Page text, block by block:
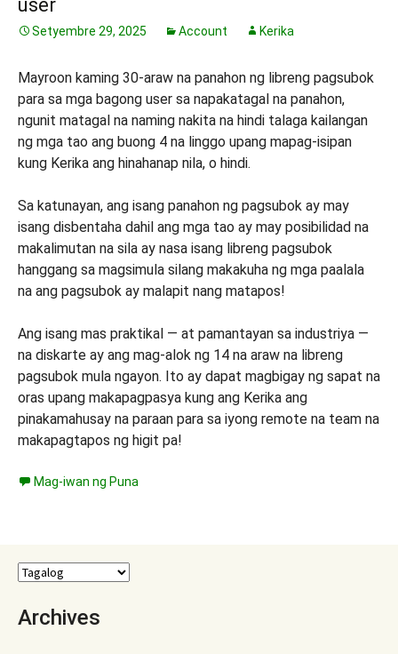
user
Setyembre 29, 2025 Account Kerika
Mayroon kaming 30-araw na panahon ng libreng pagsubok
para sa mga bagong user sa napakatagal na panahon,
ngunit matagal na naming nakita na hindi talaga kailangan
ng mga tao ang buong 4 na linggo upang mapag-isipan
kung Kerika ang hinahanap nila, o hindi.
Sa katunayan, ang isang panahon ng pagsubok ay may
isang disbentaha dahil ang mga tao ay may posibilidad na
makalimutan na sila ay nasa isang libreng pagsubok
hanggang sa magsimula silang makakuha ng mga paalala
na ang pagsubok ay malapit nang matapos!
Ang isang mas praktikal — at pamantayan sa industriya —
na diskarte ay ang mag-alok ng 14 na araw na libreng
pagsubok mula ngayon. Ito ay dapat magbigay ng sapat na
oras upang makapagpasya kung ang Kerika ang
pinakamahusay na paraan para sa iyong remote na team na
makapagtapos ng higit pa!
Mag-iwan ng Puna
Archives